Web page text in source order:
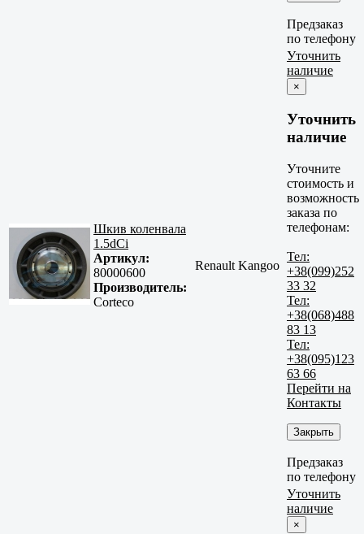
Предзаказ
по телефону
Шкив коленвала
1.5dCi
Артикул:
80000600
Производитель:
Corteco
Renault Kangoo
Уточнить
наличие
×
Уточнить
наличие
Уточните
стоимость и
возможность
заказа по
телефонам:
Тел:
+38(099)252
33 32
Тел:
+38(068)488
83 13
Тел:
+38(095)123
63 66
Перейти на
Контакты
Закрыть
Предзаказ
по телефону
Уточнить
наличие
×